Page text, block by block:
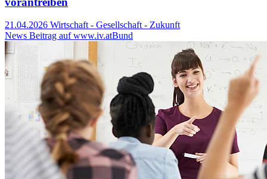
21.04.2026 Wirtschaft - Gesellschaft - Zukunft
News Beitrag auf www.iv.atBund